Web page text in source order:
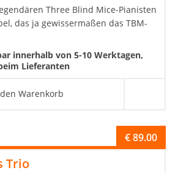
Three Blind Mice-Pianisten
das ja gewissermaßen das TBM-
innerhalb von 5-10 Werktagen,
Lieferanten
Warenkorb
Trio
€89.00